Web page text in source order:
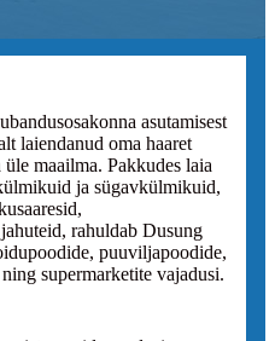
asutamisest
laiendanud oma haaret
maailma. Pakkudes laia
ja sügavkülmikuid,
rahuldab Dusung
puuviljapoodide,
supermarketite vajadusi.